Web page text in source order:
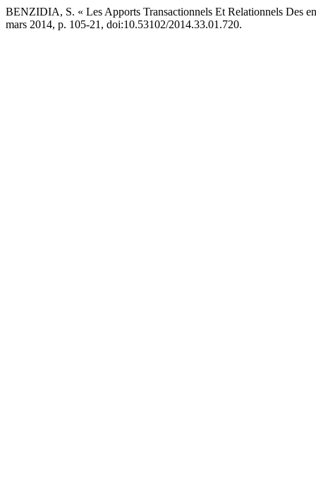
BENZIDIA, S. « Les Apports Transactionnels Et Relationnels Des
mars 2014, p. 105-21, doi:10.53102/2014.33.01.720.